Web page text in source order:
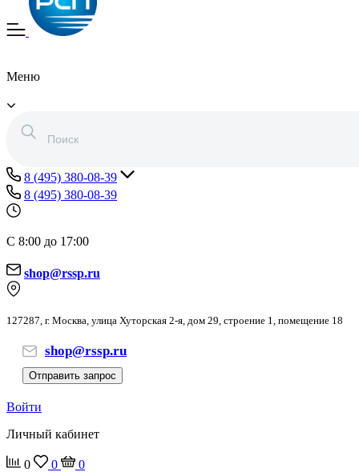
Меню
8 (495) 380-08-39
8 (495) 380-08-39
С 8:00 до 17:00
shop@rssp.ru
127287, г. Москва, улица Хуторская 2-я, дом 29, строение 1, помещение 18
shop@rssp.ru
Отправить запрос
Войти
Личный кабинет
0 0
0